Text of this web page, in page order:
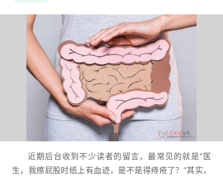
近期后台收到不少读者的留言，最常见的就是“医
生，我擦屁股时纸上有血迹，是不是得痔疮了？”其实，